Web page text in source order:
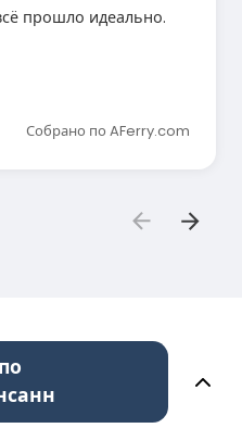
прошло идеально.
Собрано по AFerry.com